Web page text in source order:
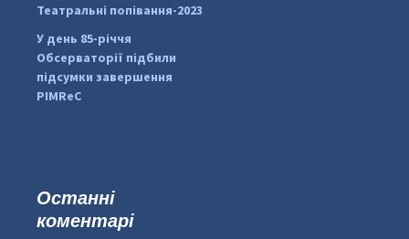
Театральні попівання-2023
У день 85-річчя
Обсерваторії підбили
підсумки завершення
PIMReC
Останні
коментарі